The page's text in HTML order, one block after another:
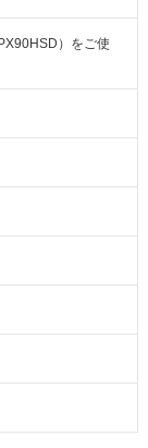
）をご使